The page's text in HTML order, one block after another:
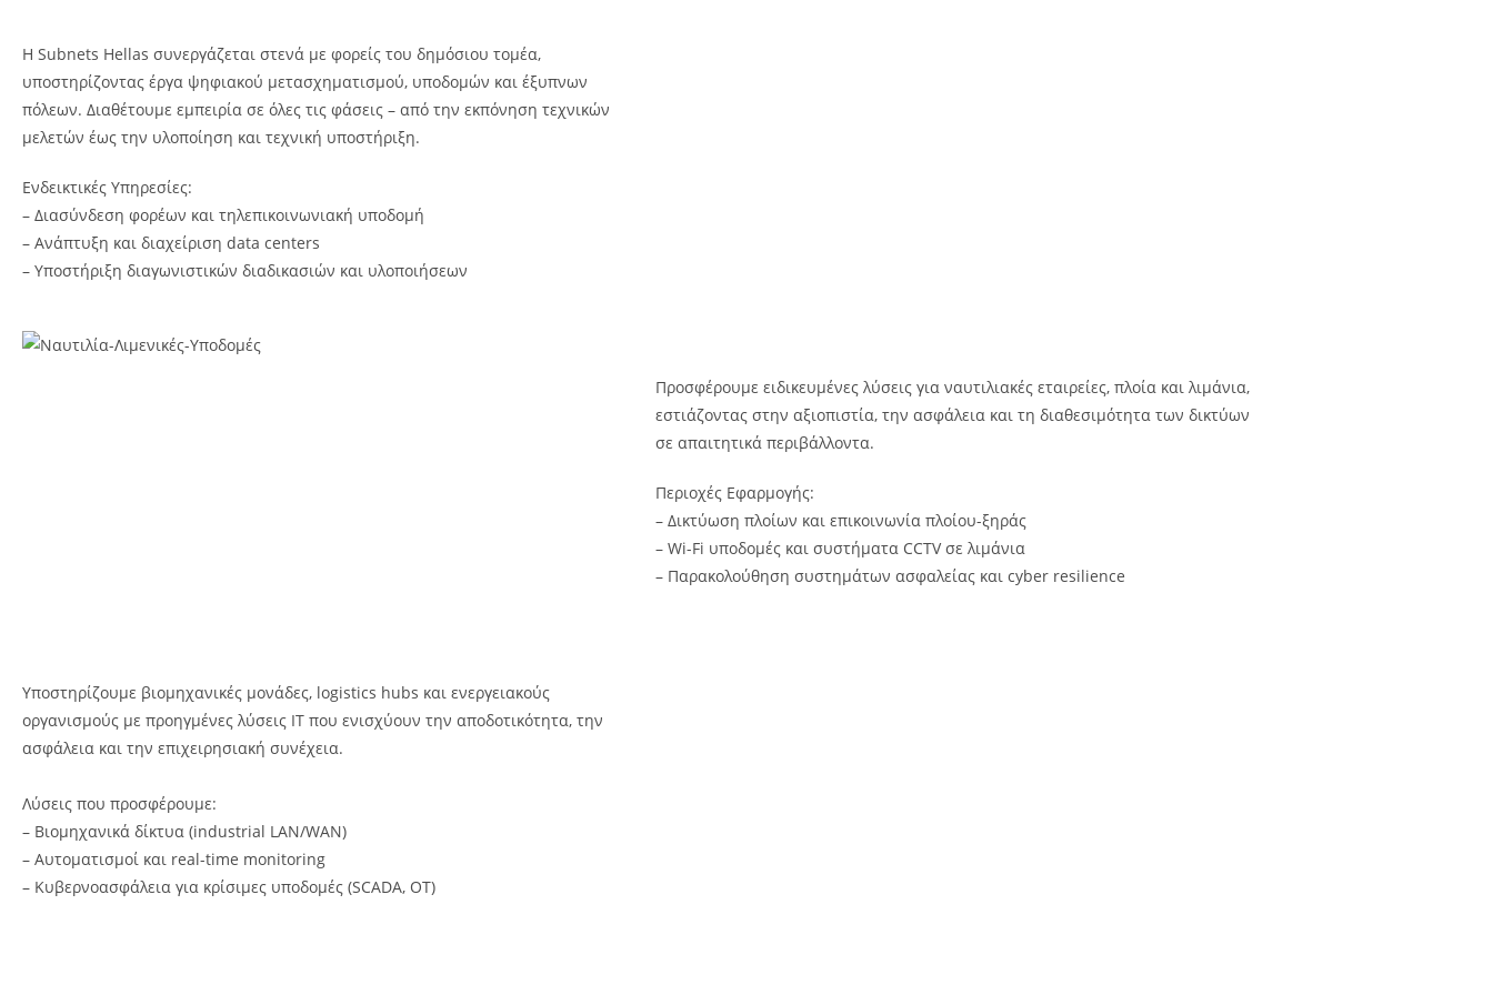
Η Subnets Hellas συνεργάζεται στενά με φορείς του δημόσιου τομέα,
υποστηρίζοντας έργα ψηφιακού μετασχηματισμού, υποδομών και έξυπνων
πόλεων. Διαθέτουμε εμπειρία σε όλες τις φάσεις – από την εκπόνηση τεχνικών
μελετών έως την υλοποίηση και τεχνική υποστήριξη.
Ενδεικτικές Υπηρεσίες:
– Διασύνδεση φορέων και τηλεπικοινωνιακή υποδομή
– Ανάπτυξη και διαχείριση data centers
– Υποστήριξη διαγωνιστικών διαδικασιών και υλοποιήσεων
Προσφέρουμε ειδικευμένες λύσεις για ναυτιλιακές εταιρείες, πλοία και λιμάνια,
εστιάζοντας στην αξιοπιστία, την ασφάλεια και τη διαθεσιμότητα των δικτύων
σε απαιτητικά περιβάλλοντα.
Περιοχές Εφαρμογής:
– Δικτύωση πλοίων και επικοινωνία πλοίου-ξηράς
– Wi-Fi υποδομές και συστήματα CCTV σε λιμάνια
– Παρακολούθηση συστημάτων ασφαλείας και cyber resilience
Υποστηρίζουμε βιομηχανικές μονάδες, logistics hubs και ενεργειακούς
οργανισμούς με προηγμένες λύσεις IT που ενισχύουν την αποδοτικότητα, την
ασφάλεια και την επιχειρησιακή συνέχεια.
Λύσεις που προσφέρουμε:
– Βιομηχανικά δίκτυα (industrial LAN/WAN)
– Αυτοματισμοί και real-time monitoring
– Κυβερνοασφάλεια για κρίσιμες υποδομές (SCADA, OT)